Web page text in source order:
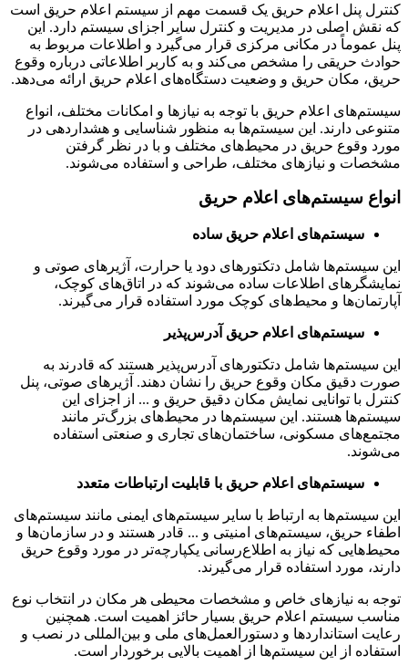
کنترل پنل اعلام حریق یک قسمت مهم از سیستم اعلام حریق است
که نقش اصلی در مدیریت و کنترل سایر اجزای سیستم دارد. این
پنل عموماً در مکانی مرکزی قرار می‌گیرد و اطلاعات مربوط به
حوادث حریقی را مشخص می‌کند و به کاربر اطلاعاتی درباره وقوع
حریق، مکان حریق و وضعیت دستگاه‌های اعلام حریق ارائه می‌دهد.
سیستم‌های اعلام حریق با توجه به نیازها و امکانات مختلف، انواع
متنوعی دارند. این سیستم‌ها به منظور شناسایی و هشداردهی در
مورد وقوع حریق در محیط‌های مختلف و با در نظر گرفتن
مشخصات و نیازهای مختلف، طراحی و استفاده می‌شوند.
انواع سیستم‌های اعلام حریق
سیستم‌های اعلام حریق ساده
این سیستم‌ها شامل دتکتورهای دود یا حرارت، آژیرهای صوتی و
نمایشگرهای اطلاعات ساده می‌شوند که در اتاق‌های کوچک،
آپارتمان‌ها و محیط‌های کوچک مورد استفاده قرار می‌گیرند.
سیستم‌های اعلام حریق آدرس‌پذیر
این سیستم‌ها شامل دتکتورهای آدرس‌پذیر هستند که قادرند به
صورت دقیق مکان وقوع حریق را نشان دهند. آژیرهای صوتی، پنل
کنترل با توانایی نمایش مکان دقیق حریق و ... از اجزای این
سیستم‌ها هستند. این سیستم‌ها در محیط‌های بزرگ‌تر مانند
مجتمع‌های مسکونی، ساختمان‌های تجاری و صنعتی استفاده
می‌شوند.
سیستم‌های اعلام حریق با قابلیت ارتباطات متعدد
این سیستم‌ها به ارتباط با سایر سیستم‌های ایمنی مانند سیستم‌های
اطفاء حریق، سیستم‌های امنیتی و ... قادر هستند و در سازمان‌ها و
محیط‌هایی که نیاز به اطلاع‌رسانی یکپارچه‌تر در مورد وقوع حریق
دارند، مورد استفاده قرار می‌گیرند.
توجه به نیازهای خاص و مشخصات محیطی هر مکان در انتخاب نوع
مناسب سیستم اعلام حریق بسیار حائز اهمیت است. همچنین
رعایت استانداردها و دستورالعمل‌های ملی و بین‌المللی در نصب و
استفاده از این سیستم‌ها از اهمیت بالایی برخوردار است.